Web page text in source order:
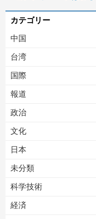
【移民政策反対】イオン
カテゴリー
中国
台湾
国際
報道
政治
文化
日本
未分類
科学技術
経済